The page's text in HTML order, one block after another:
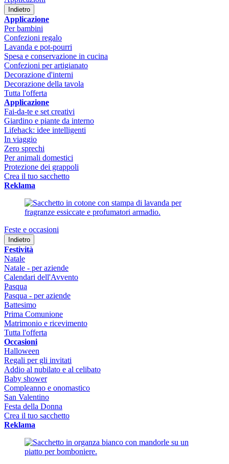
Indietro
Applicazione
Per bambini
Confezioni regalo
Lavanda e pot-pourri
Spesa e conservazione in cucina
Confezioni per artigianato
Decorazione d'interni
Decorazione della tavola
Tutta l'offerta
Applicazione
Fai-da-te e set creativi
Giardino e piante da interno
Lifehack: idee intelligenti
In viaggio
Zero sprechi
Per animali domestici
Protezione dei grappoli
Crea il tuo sacchetto
Reklama
Feste e occasioni
Indietro
Festività
Natale
Natale - per aziende
Calendari dell'Avvento
Pasqua
Pasqua - per aziende
Battesimo
Prima Comunione
Matrimonio e ricevimento
Tutta l'offerta
Occasioni
Halloween
Regali per gli invitati
Addio al nubilato e al celibato
Baby shower
Compleanno e onomastico
San Valentino
Festa della Donna
Crea il tuo sacchetto
Reklama